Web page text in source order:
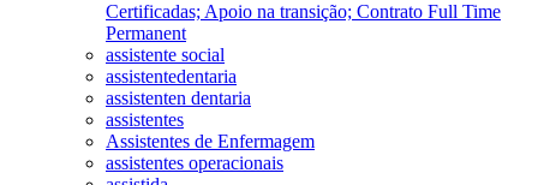
Certificadas; Apoio na transição; Contrato Full Time
Permanent
assistente social
assistentedentaria
assistenten dentaria
assistentes
Assistentes de Enfermagem
assistentes operacionais